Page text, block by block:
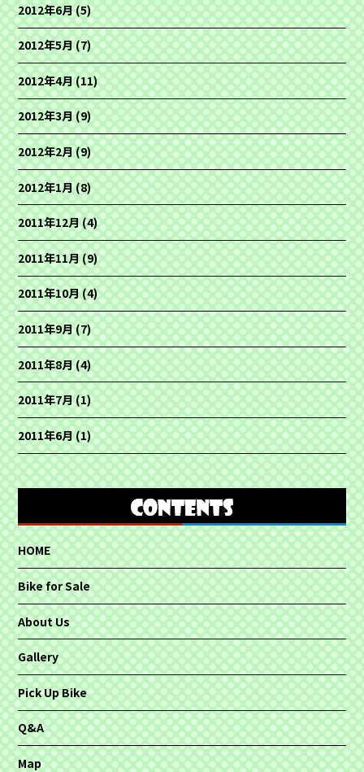
2012年6月(5)
2012年5月(7)
2012年4月(11)
2012年3月(9)
2012年2月(9)
2012年1月(8)
2011年12月(4)
2011年11月(9)
2011年10月(4)
2011年9月(7)
2011年8月(4)
2011年7月(1)
2011年6月(1)
HOME
Bike for Sale
About Us
Gallery
Pick Up Bike
Q&A
Map